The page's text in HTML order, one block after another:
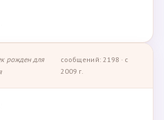
рожден для
сообщений: 2198 · с
2009 г.